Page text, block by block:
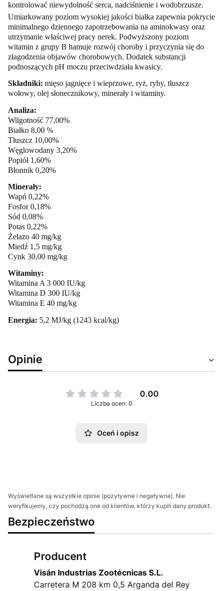
kontrolować niewydolność serca, nadciśnienie i wodobrzusze.
Umiarkowany poziom wysokiej jakości białka zapewnia pokrycie
minimalnego dziennego zapotrzebowania na aminokwasy oraz
utrzymanie właściwej pracy nerek. Podwyższony poziom
witamin z grupy B hamuje rozwój choroby i przyczynia się do
złagodzenia objawów chorobowych. Dodatek substancji
podnoszących pH moczu przeciwdziała kwasicy.
Składniki: mięso jagnięce i wieprzowe, ryż, ryby, tłuszcz
wołowy, olej słonecznikowy, minerały i witaminy.
Analiza:
Wilgotność 77,00%
Białko 8,00 %
Tłuszcz 10,00%
Węglowodany 3,20%
Popiół 1,60%
Błonnik 0,20%
Minerały:
Wapń 0,22%
Fosfor 0,18%
Sód 0,08%
Potas 0,22%
Żelazo 40 mg/kg
Miedź 1,5 mg/kg
Cynk 30,00 mg/kg
Witaminy:
Witamina A 3 000 IU/kg
Witamina D 300 IU/kg
Witamina E 40 mg/kg
Energia: 5,2 MJ/kg (1243 kcal/kg)
Opinie
0.00
Liczba ocen: 0
Oceń i opisz
Wyświetlane są wszystkie opinie (pozytywne i negatywne). Nie
weryfikujemy, czy pochodzą one od klientów, którzy kupili dany produkt.
Bezpieczeństwo
Producent
Visán Industrias Zootécnicas S.L.
Carretera M 208 km 0,5 Arganda del Rey